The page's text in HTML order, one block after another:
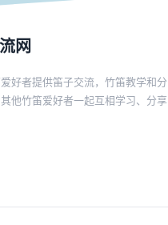
网
好者提供笛子交流，竹笛教学和分
他竹笛爱好者一起互相学习、分享